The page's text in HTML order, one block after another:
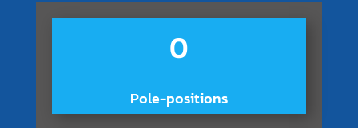
0
Pole-positions